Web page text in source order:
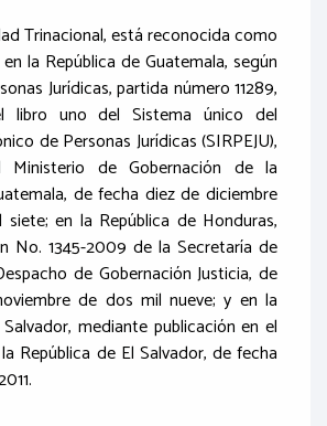
Trinacional, está reconocida como
la República de Guatemala, según
Jurídicas, partida número 11289,
libro uno del Sistema único del
de Personas Jurídicas (SIRPEJU),
de Gobernación de la
de fecha diez de diciembre
en la República de Honduras,
No. 1345-2009 de la Secretaría de
de Gobernación Justicia, de
de dos mil nueve; y en la
mediante publicación en el
República de El Salvador, de fecha